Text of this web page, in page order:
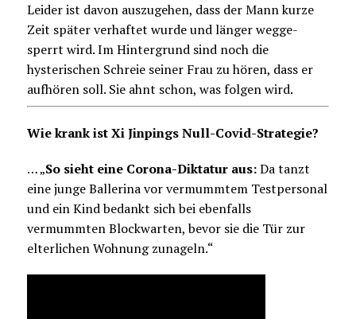
Leider ist davon auszugehen, dass der Mann kurze
Zeit später verhaftet wurde und länger wegge-
sperrt wird. Im Hintergrund sind noch die
hysterischen Schreie seiner Frau zu hören, dass er
aufhören soll. Sie ahnt schon, was folgen wird.
Wie krank ist Xi Jinpings Null-Covid-Strategie?
… „So sieht eine Corona-Diktatur aus:Da tanzt
eine junge Ballerina vor vermummtem Testpersonal
und ein Kind bedankt sich bei ebenfalls
vermummten Blockwarten, bevor sie die Tür zur
elterlichen Wohnung zunageln.“